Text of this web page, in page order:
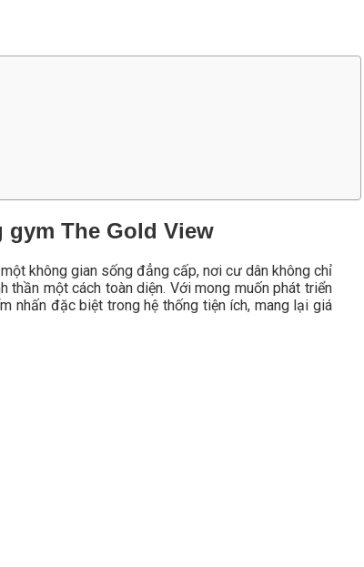
The Gold View
không gian sống đẳng cấp, nơi cư dân không chỉ
một cách toàn diện. Với mong muốn phát triển
nhấn đặc biệt trong hệ thống tiện ích, mang lại giá